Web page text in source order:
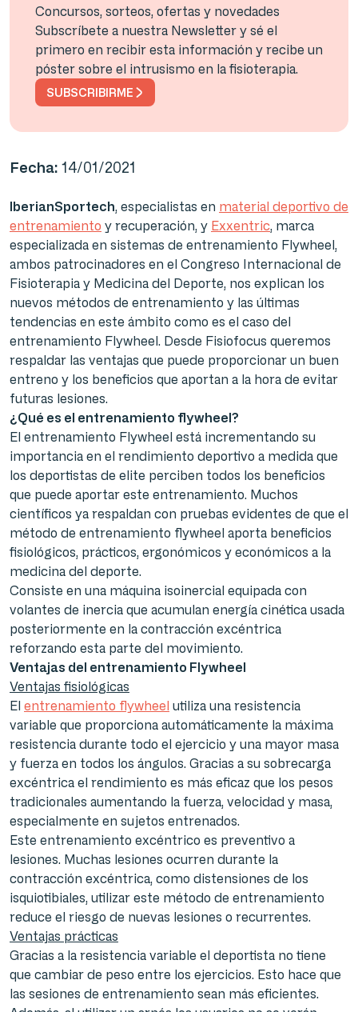
Concursos, sorteos, ofertas y novedades
Subscríbete a nuestra Newsletter y sé el
primero en recibir esta información y recibe un
póster sobre el intrusismo en la fisioterapia.
SUBSCRIBIRME
Fecha: 14/01/2021
IberianSportech, especialistas en material deportivo de
entrenamiento y recuperación, y Exxentric, marca
especializada en sistemas de entrenamiento Flywheel,
ambos patrocinadores en el Congreso Internacional de
Fisioterapia y Medicina del Deporte, nos explican los
nuevos métodos de entrenamiento y las últimas
tendencias en este ámbito como es el caso del
entrenamiento Flywheel. Desde Fisiofocus queremos
respaldar las ventajas que puede proporcionar un buen
entreno y los beneficios que aportan a la hora de evitar
futuras lesiones.
¿Qué es el entrenamiento flywheel?
El entrenamiento Flywheel está incrementando su
importancia en el rendimiento deportivo a medida que
los deportistas de elite perciben todos los beneficios
que puede aportar este entrenamiento. Muchos
científicos ya respaldan con pruebas evidentes de que el
método de entrenamiento flywheel aporta beneficios
fisiológicos, prácticos, ergonómicos y económicos a la
medicina del deporte.
Consiste en una máquina isoinercial equipada con
volantes de inercia que acumulan energía cinética usada
posteriormente en la contracción excéntrica
reforzando esta parte del movimiento.
Ventajas del entrenamiento Flywheel
Ventajas fisiológicas
El entrenamiento flywheel utiliza una resistencia
variable que proporciona automáticamente la máxima
resistencia durante todo el ejercicio y una mayor masa
y fuerza en todos los ángulos. Gracias a su sobrecarga
excéntrica el rendimiento es más eficaz que los pesos
tradicionales aumentando la fuerza, velocidad y masa,
especialmente en sujetos entrenados.
Este entrenamiento excéntrico es preventivo a
lesiones. Muchas lesiones ocurren durante la
contracción excéntrica, como distensiones de los
isquiotibiales, utilizar este método de entrenamiento
reduce el riesgo de nuevas lesiones o recurrentes.
Ventajas prácticas
Gracias a la resistencia variable el deportista no tiene
que cambiar de peso entre los ejercicios. Esto hace que
las sesiones de entrenamiento sean más eficientes.